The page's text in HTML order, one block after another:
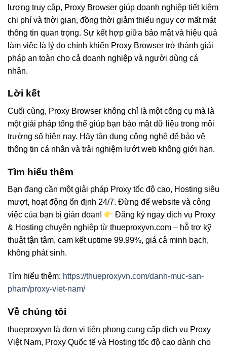
lượng truy cập, Proxy Browser giúp doanh nghiệp tiết kiệm
chi phí và thời gian, đồng thời giảm thiểu nguy cơ mất mát
thông tin quan trọng. Sự kết hợp giữa bảo mật và hiệu quả
làm việc là lý do chính khiến Proxy Browser trở thành giải
pháp an toàn cho cả doanh nghiệp và người dùng cá
nhân.
Lời kết
Cuối cùng, Proxy Browser không chỉ là một công cụ mà là
một giải pháp tổng thể giúp bạn bảo mật dữ liệu trong môi
trường số hiện nay. Hãy tận dụng công nghệ để bảo vệ
thông tin cá nhân và trải nghiệm lướt web không giới hạn.
Tìm hiểu thêm
Bạn đang cần một giải pháp Proxy tốc độ cao, Hosting siêu
mượt, hoạt động ổn định 24/7. Đừng để website và công
việc của bạn bị gián đoạn!
Đăng ký ngay dịch vụ Proxy
& Hosting chuyên nghiệp từ thueproxyvn.com – hỗ trợ kỹ
thuật tận tâm, cam kết uptime 99.99%, giá cả minh bạch,
không phát sinh.
Tìm hiểu thêm: https://thueproxyvn.com/danh-muc-san-
pham/proxy-viet-nam/
Về chúng tôi
thueproxyvn là đơn vị tiên phong cung cấp dịch vụ Proxy
Việt Nam, Proxy Quốc tế và Hosting tốc độ cao dành cho